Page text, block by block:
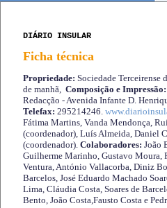
DIÁRIO INSULAR
Ficha técnica
Propriedade: Sociedade Terceirense
de manhã, Composição e Impressão:
Redacção - Avenida Infante D.
Telefax: 295214246.
Fátima Martins, Vanda Mendonça,
(coordenador), Luís Almeida, Daniel
(coordenador). Colaboradores: João
Guilherme Marinho, Gustavo Moura,
Ventura, António Vallacorba, Diniz
Barcelos, José Eduardo Machado
Lima, Cláudia Costa, Soares de
Bento, João Costa,Fausto Costa e